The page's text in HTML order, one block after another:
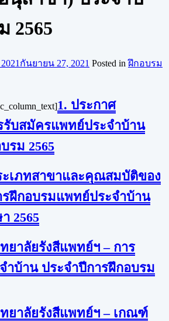
2565
กันยายน 27, 2021 Posted inฝึกอบรม
1. ประกาศ
รับสมัครแพทย์ประจำบ้าน
รม 2565
ะเภทสาขาและคุณสมบัติของ
ฝึกอบรมแพทย์ประจำบ้าน
2565
ยาลัยรังสีแพทย์ฯ – การ
บ้าน ประจำปีการฝึกอบรม
ยาลัยรังสีแพทย์ฯ – เกณฑ์